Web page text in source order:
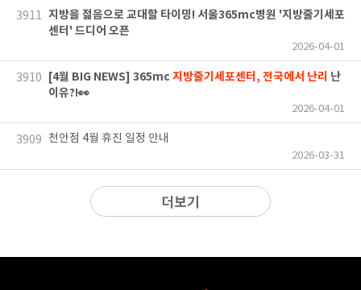
3911 지방을 젊음으로 교대할 타이밍! 서울365mc병원 '지방줄기세포
센터' 드디어 오픈
2026-04-01
3910 [4월 BIG NEWS] 365mc 지방줄기세포센터, 전국에서 난리 난
이유?!👀
2026-04-01
3909 천안점 4월 휴진 일정 안내
2026-03-31
더보기